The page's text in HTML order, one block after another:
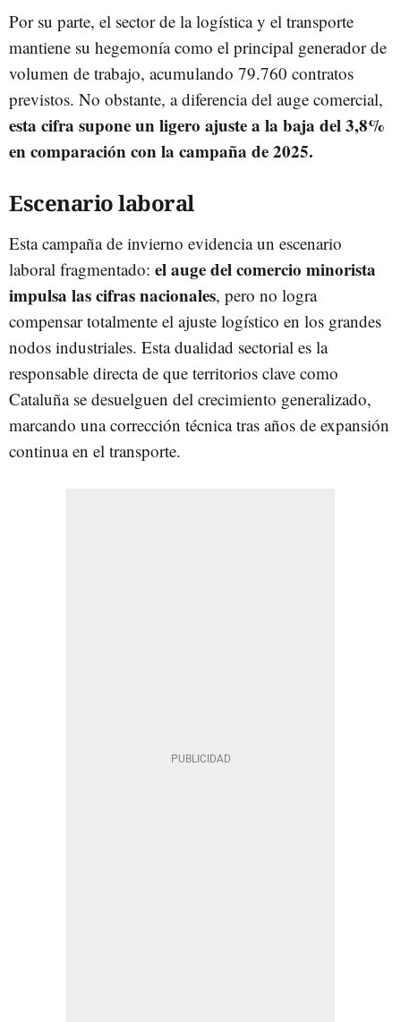
Por su parte, el sector de la logística y el transporte
mantiene su hegemonía como el principal generador de
volumen de trabajo, acumulando 79.760 contratos
previstos. No obstante, a diferencia del auge comercial,
esta cifra supone un ligero ajuste a la baja del 3,8%
en comparación con la campaña de 2025.
Escenario laboral
Esta campaña de invierno evidencia un escenario
laboral fragmentado: el auge del comercio minorista
impulsa las cifras nacionales, pero no logra
compensar totalmente el ajuste logístico en los grandes
nodos industriales. Esta dualidad sectorial es la
responsable directa de que territorios clave como
Cataluña se desuelguen del crecimiento generalizado,
marcando una corrección técnica tras años de expansión
continua en el transporte.